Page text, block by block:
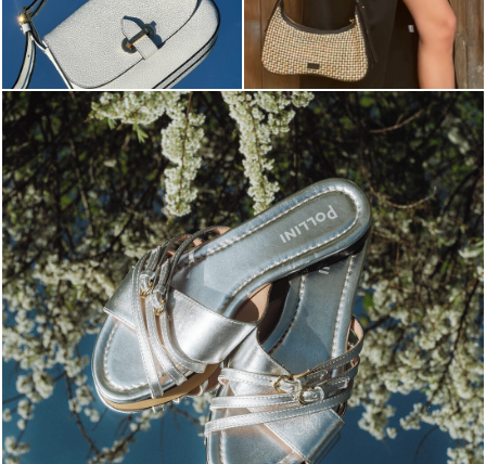
Blending sass and class, the Echos mule in silver is...